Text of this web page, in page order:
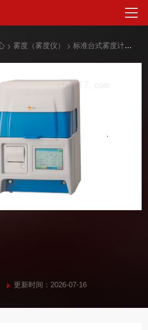
雾度（雾度仪） 标准台式雾度计
更新时间：2026-07-16